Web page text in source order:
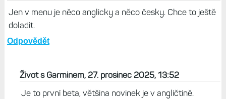
Jen v menu je něco anglicky a něco česky. Chce to ještě
doladit.
Odpovědět
Život s Garminem, 27. prosinec 2025, 13:52
Je to první beta, většina novinek je v angličtině.